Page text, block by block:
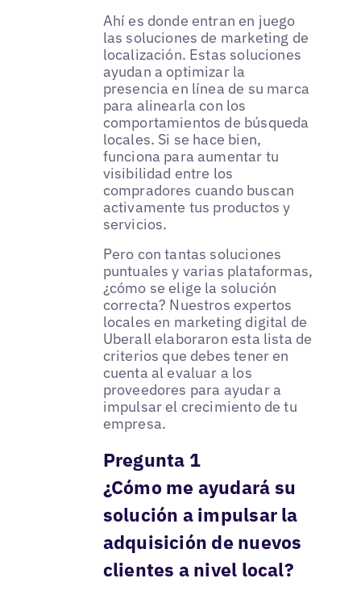
Ahí es donde entran en juego
las soluciones de marketing de
localización. Estas soluciones
ayudan a optimizar la
presencia en línea de su marca
para alinearla con los
comportamientos de búsqueda
locales. Si se hace bien,
funciona para aumentar tu
visibilidad entre los
compradores cuando buscan
activamente tus productos y
servicios.
Pero con tantas soluciones
puntuales y varias plataformas,
¿cómo se elige la solución
correcta? Nuestros expertos
locales en marketing digital de
Uberall elaboraron esta lista de
criterios que debes tener en
cuenta al evaluar a los
proveedores para ayudar a
impulsar el crecimiento de tu
empresa.
Pregunta 1
¿Cómo me ayudará su
solución a impulsar la
adquisición de nuevos
clientes a nivel local?